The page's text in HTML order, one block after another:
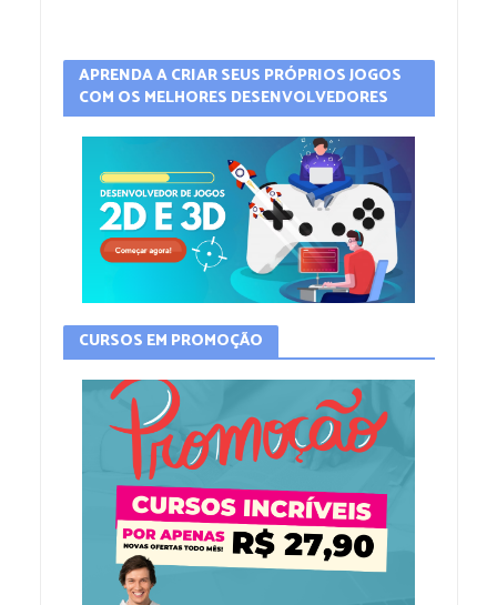
APRENDA A CRIAR SEUS PRÓPRIOS JOGOS
COM OS MELHORES DESENVOLVEDORES
CURSOS EM PROMOÇÃO